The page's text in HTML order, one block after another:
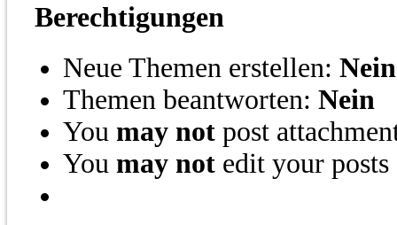
Berechtigungen
Neue Themen erstellen: Nein
Themen beantworten: Nein
You may not post
You may not edit your posts